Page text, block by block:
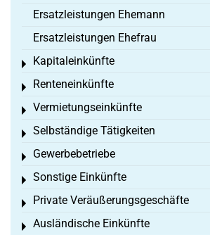
Ersatzleistungen Ehemann
Ersatzleistungen Ehefrau
Kapitaleinkünfte
Toggle menu
Renteneinkünfte
Toggle menu
Vermietungseinkünfte
Toggle menu
Selbständige Tätigkeiten
Toggle menu
Gewerbebetriebe
Toggle menu
Sonstige Einkünfte
Toggle menu
Private Veräußerungsgeschäfte
Toggle menu
Ausländische Einkünfte
Toggle menu